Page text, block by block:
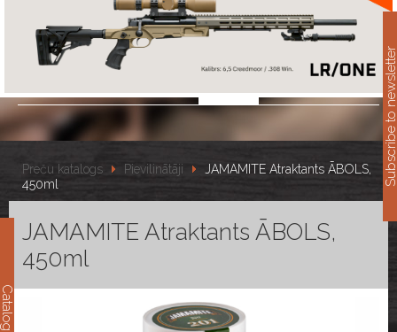
Catalog
Preču katalogs Pievilinātāji
JAMAMITE Atraktants ĀBOLS,
450ml
JAMAMITE Atraktants ĀBOLS,
450ml
Subscribe